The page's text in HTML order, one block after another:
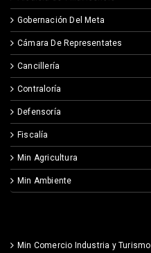
Gobernación Del Meta
Cámara De Representates
Cancillería
Contraloría
Defensoría
Fiscalía
Min Agricultura
Min Ambiente
Min Comercio Industria y Turismo